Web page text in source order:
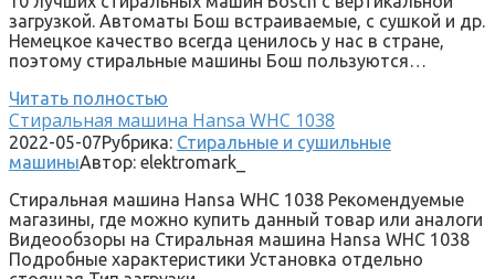
загрузкой. Автоматы Бош встраиваемые, с сушкой и др.
Немецкое качество всегда ценилось у нас в стране,
поэтому стиральные машины Бош пользуются…
Читать полностью
Стиральная машина Hansa WHC 1038
2022-05-07Рубрика: Стиральные и сушильные
машиныАвтор: elektromark_
Стиральная машина Hansa WHC 1038 Рекомендуемые
магазины, где можно купить данный товар или аналоги
Видеообзоры на Стиральная машина Hansa WHC 1038
Подробные характеристики Установка отдельно